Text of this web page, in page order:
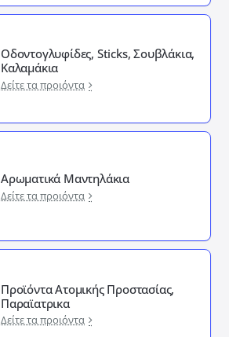
Οδοντογλυφίδες, Sticks, Σουβλάκια,
Καλαμάκια
Δείτε τα προιόντα
Αρωματικά Μαντηλάκια
Δείτε τα προιόντα
Προϊόντα Ατομικής Προστασίας,
Παραϊατρικα
Δείτε τα προιόντα